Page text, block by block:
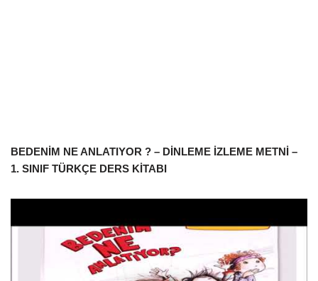
BEDENİM NE ANLATIYOR ? – DİNLEME İZLEME METNİ –
1. SINIF TÜRKÇE DERS KİTABI